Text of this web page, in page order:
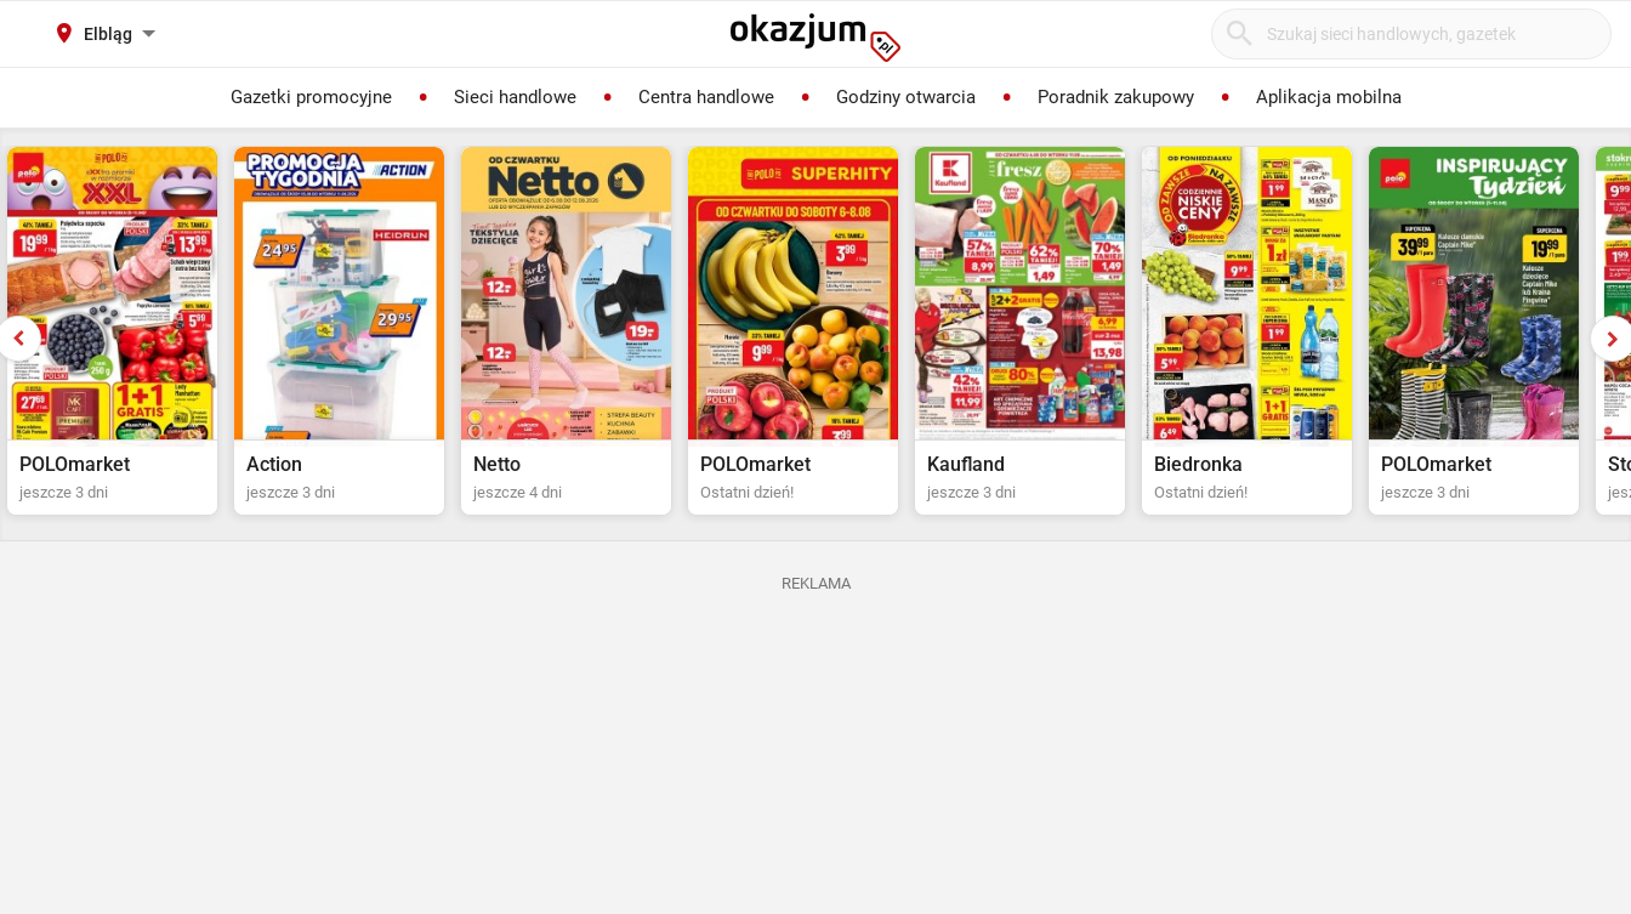
Elbląg
Gazetki promocyjne Sieci handlowe Centra handlowe Godziny otwarcia Poradnik zakupowy Aplikacja mobilna
Action
jeszcze 3 dni
Netto
jeszcze 4 dni
POLOmarket
Ostatni dzień!
Kaufland
jeszcze 3 dni
Biedronka
Ostatni dzień!
POLOmarket
jeszcze 3 dni jeszcze 4 dni za
REKLAMA